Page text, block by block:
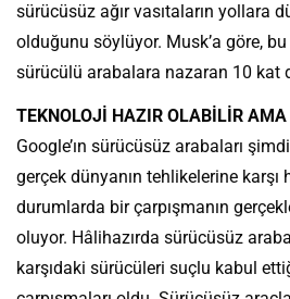
sürücüsüz ağır vasıtaların yollara
olduğunu söylüyor. Musk’a göre,
sürücülü arabalara nazaran 10 kat
TEKNOLOJİ HAZIR OLABİLİR
Google’ın sürücüsüz arabaları
gerçek dünyanın tehlikelerine karşı
durumlarda bir çarpışmanın
oluyor. Hâlihazırda sürücüsüz
karşıdaki sürücüleri suçlu kabul